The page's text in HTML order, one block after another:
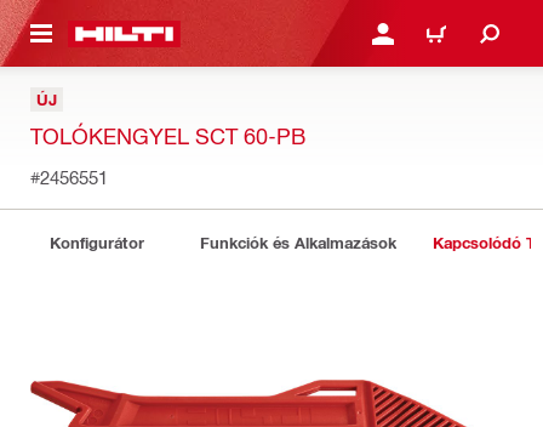
TARTALOMRA BEJELENTKEZÉS VAGY
KOSÁR
ÚJ
TOLÓKENGYEL SCT 60-PB
#2456551
Konfigurátor Funkciók és Alkalmazások Kapcsolódó